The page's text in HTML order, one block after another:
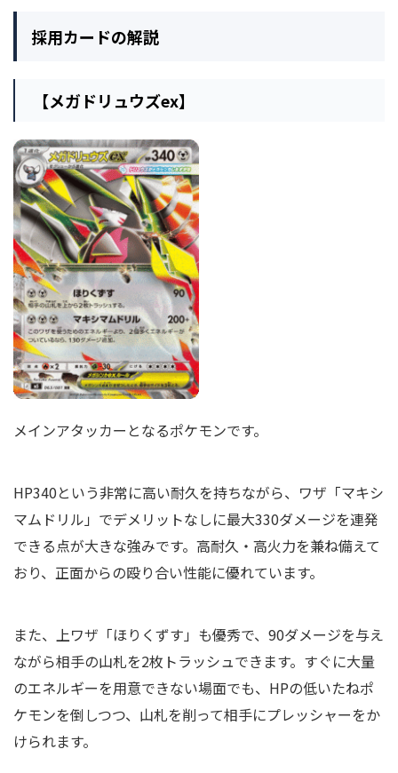
採用カードの解説
【メガドリュウズex】
メインアタッカーとなるポケモンです。
HP340という非常に高い耐久を持ちながら、ワザ「マキシ
マムドリル」でデメリットなしに最大330ダメージを連発
できる点が大きな強みです。高耐久・高火力を兼ね備えて
おり、正面からの殴り合い性能に優れています。
また、上ワザ「ほりくずす」も優秀で、90ダメージを与え
ながら相手の山札を2枚トラッシュできます。すぐに大量
のエネルギーを用意できない場面でも、HPの低いたねポ
ケモンを倒しつつ、山札を削って相手にプレッシャーをか
けられます。